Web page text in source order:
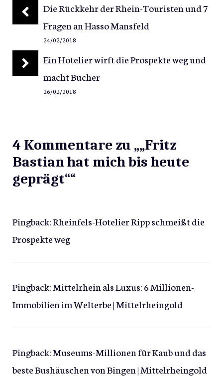
Die Rückkehr der Rhein-Touristen und 7
Fragen an Hasso Mansfeld
24/02/2018
Ein Hotelier wirft die Prospekte weg und
macht Bücher
26/02/2018
4 Kommentare zu „„Fritz
Bastian hat mich bis heute
geprägt““
Pingback:Rheinfels-Hotelier Ripp schmeißt die
Prospekte weg
Pingback:Mittelrhein als Luxus: 6 Millionen-
Immobilien im Welterbe | Mittelrheingold
Pingback:Museums-Millionen für Kaub und das
beste Bushäuschen von Bingen | Mittelrheingold